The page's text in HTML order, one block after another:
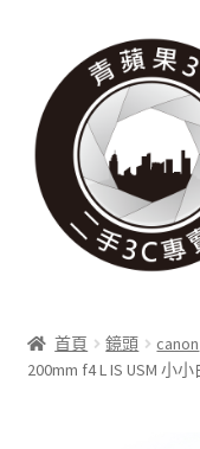
導
覽
列
主
要
內
容
實體門市
首頁 鏡頭 canon
200mm f4 L IS USM 小